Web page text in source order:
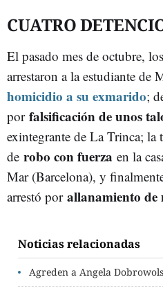
CUATRO
El pasado mes de octubre,
arrestaron a la estudiante de
homicidio a su exmarido;
porfalsificación de unos
exintegrante de La Trinca; la
de robo con fuerza en la
Mar (Barcelona), y
arrestó por allanamiento de
Noticias relacionadas
Agreden a Angela